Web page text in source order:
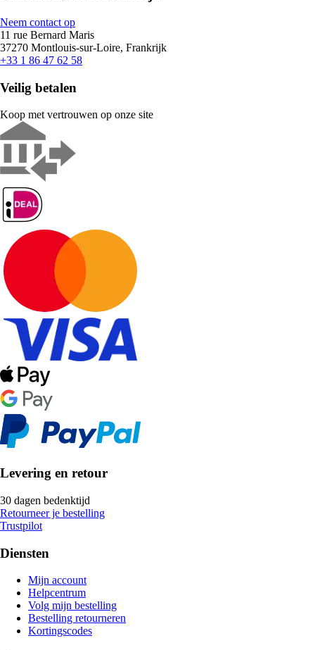
Neem contact op
11 rue Bernard Maris
37270 Montlouis-sur-Loire, Frankrijk
+33 1 86 47 62 58
Veilig betalen
Koop met vertrouwen op onze site
Levering en retour
30 dagen bedenktijd
Retourneer je bestelling
Trustpilot
Diensten
Mijn account
Helpcentrum
Volg mijn bestelling
Bestelling retourneren
Kortingscodes